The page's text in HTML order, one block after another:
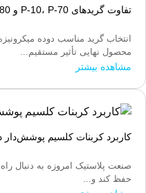
تفاوت گریدهای P-10، P-70 و P-80 دوده میکرونیزه
انتخاب گرید مناسب دوده
محصول نهایی تأثیر مستقیم...
مشاهده بیشتر
کاربرد کربنات کلسیم پوشش‌دار
صنعت پلاستیک امروزه به دنبال
حفظ کند و...